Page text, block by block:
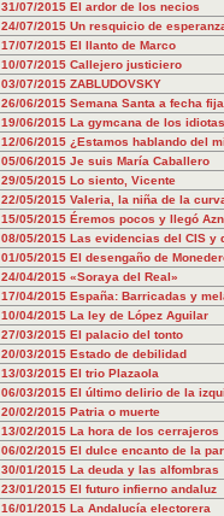
31/07/2015 El ardor de los necios
24/07/2015 Un resquicio de
17/07/2015 El llanto de Marco
10/07/2015 Callejero justiciero
03/07/2015 ZABLUDOVSKY
26/06/2015 Semana Santa a fecha fija
19/06/2015 La gymcana de los idiotas
12/06/2015 ¿Estamos hablando del
05/06/2015 Je suis María Caballero
29/05/2015 Lo siento, Vicente
22/05/2015 Valeria, la niña de la
15/05/2015 Éremos pocos y llegó
08/05/2015 Las evidencias del CIS y
01/05/2015 El desengaño de
24/04/2015 «Soraya del Real»
17/04/2015 España: Barricadas y
10/04/2015 La ley de López Aguilar
27/03/2015 El palacio del tonto
20/03/2015 Estado de debilidad
13/03/2015 El trio Plazaola
06/03/2015 El último delirio de la
20/02/2015 Patria o muerte
13/02/2015 La hora de los cerrajeros
06/02/2015 El dulce encanto de la
30/01/2015 La deuda y las alfombras
23/01/2015 El futuro infierno andaluz
16/01/2015 La Andalucía electorera